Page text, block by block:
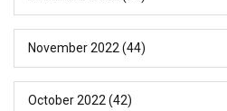
November 2022 (44)
October 2022 (42)